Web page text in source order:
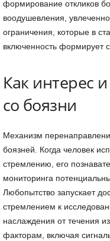
формирование откликов
воодушевления,
ограничения, которые в
включенность формирует
Как интерес
со боязни
Механизм
боязней. Когда человек
стремлению, его
мониторинга
Любопытство запускает
стремлением к
наслаждения от течения
факторам, включая